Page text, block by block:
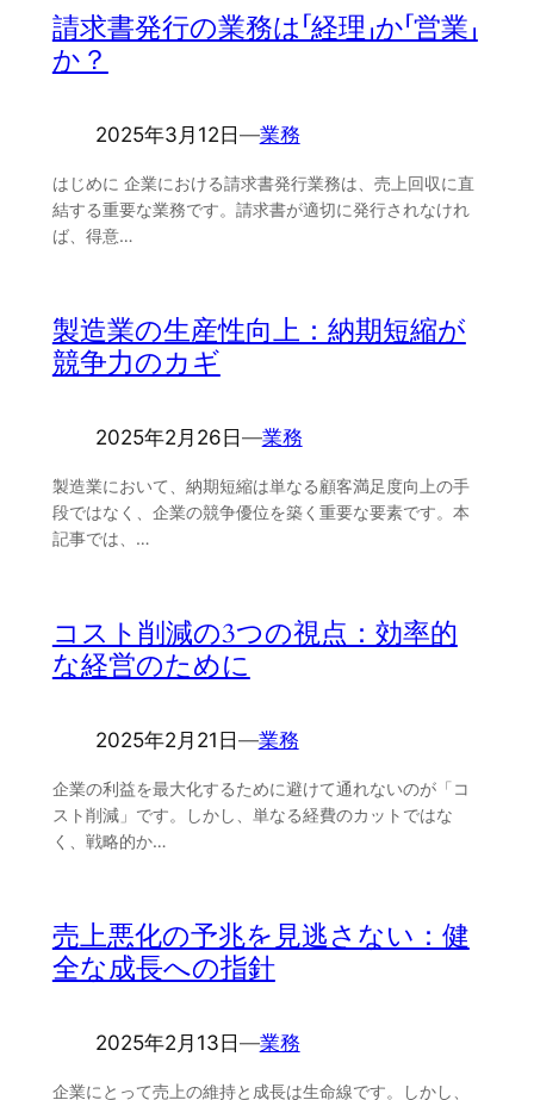
請求書発行の業務は「経理」か「営業」
か？
2025年3月12日 ―業務
はじめに 企業における請求書発行業務は、売上回収に直
結する重要な業務です。請求書が適切に発行されなけれ
ば、得意…
製造業の生産性向上：納期短縮が
競争力のカギ
2025年2月26日 ―業務
製造業において、納期短縮は単なる顧客満足度向上の手
段ではなく、企業の競争優位を築く重要な要素です。本
記事では、…
コスト削減の3つの視点：効率的
な経営のために
2025年2月21日 ―業務
企業の利益を最大化するために避けて通れないのが「コ
スト削減」です。しかし、単なる経費のカットではな
く、戦略的か…
売上悪化の予兆を見逃さない：健
全な成長への指針
2025年2月13日 ―業務
企業にとって売上の維持と成長は生命線です。しかし、